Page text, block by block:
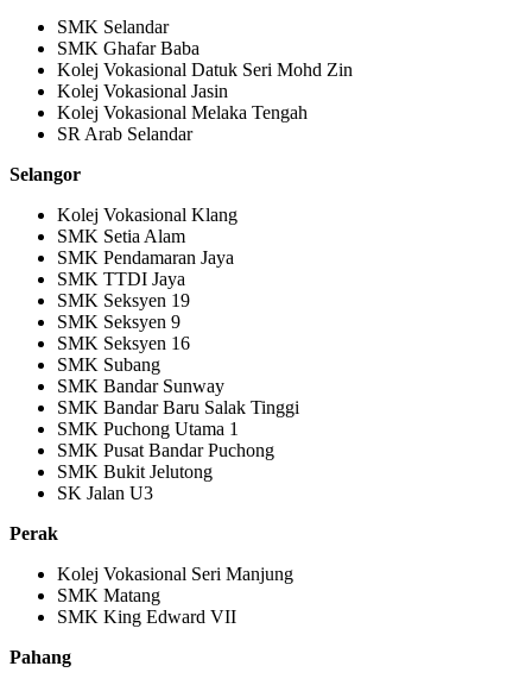
SMK Selandar
SMK Ghafar Baba
Kolej Vokasional Datuk Seri Mohd Zin
Kolej Vokasional Jasin
Kolej Vokasional Melaka Tengah
SR Arab Selandar
Selangor
Kolej Vokasional Klang
SMK Setia Alam
SMK Pendamaran Jaya
SMK TTDI Jaya
SMK Seksyen 19
SMK Seksyen 9
SMK Seksyen 16
SMK Subang
SMK Bandar Sunway
SMK Bandar Baru Salak Tinggi
SMK Puchong Utama 1
SMK Pusat Bandar Puchong
SMK Bukit Jelutong
SK Jalan U3
Perak
Kolej Vokasional Seri Manjung
SMK Matang
SMK King Edward VII
Pahang